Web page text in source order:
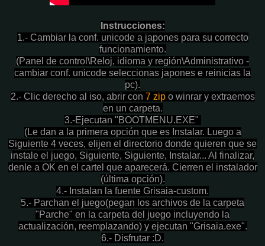
Instrucciones:
1.- Cambiar la conf. unicode a japones para su correcto
funcionamiento.
(Panel de control\Reloj, idioma y región\Administrativo -
cambiar conf. unicode seleccionas japones e reinicias la
pc).
2.- Clic derecho al iso, abrir con 7 zipo winrar y extraemos
en un carpeta.
3.-Ejecutan "BOOTMENU.EXE"
(Le dan a la primera opción que es Instalar. Luego a
Siguiente 4 veces, elijen el directorio donde quieren que se
instale el juego, Siguiente, Siguiente, Instalar... Al finalizar,
denle a OK en el cartel que aparecerá. Cierren el instalador
(última opción).
4.- Instalan la fuente Grisaia-custom.
5.- Parchan el juego(pegan los archivos de la carpeta
"Parche" en la carpeta del juego incluyendo la
actualización, reemplazando) y ejecutan "Grisaia.exe".
6.- Disfrutar :D.